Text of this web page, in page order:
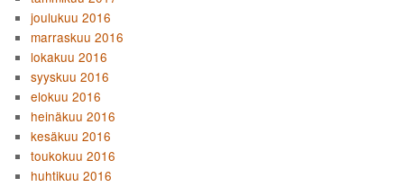
joulukuu 2016
marraskuu 2016
lokakuu 2016
syyskuu 2016
elokuu 2016
heinäkuu 2016
kesäkuu 2016
toukokuu 2016
huhtikuu 2016